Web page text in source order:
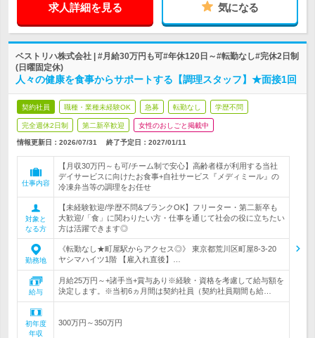
求人詳細を見る 気になる
ベストリハ株式会社 | #月給30万円も可#年休120日～#転勤なし#完休2日制
(日曜固定休)
人々の健康を食事からサポートする【調理スタッフ】★面接1回
契約社員 職種・業種未経験OK 急募 転勤なし 学歴不問
完全週休2日制 第二新卒歓迎 女性のおしごと掲載中
情報更新日：2026/07/31 終了予定日： 2027/01/11
仕事内容
【月収30万円～も可/チーム制で安心】高齢者様が利用する当社
デイサービスに向けたお食事+自社サービス『メディミール』の
冷凍弁当等の調理をお任せ
対象と
なる方
【未経験歓迎/学歴不問&ブランクOK】フリーター・第二新卒も
大歓迎/「食」に関わりたい方・仕事を通じて社会の役に立ちたい
方は活躍できます◎
勤務地
《転勤なし★町屋駅からアクセス◎》 東京都荒川区町屋8-3-20
ヤシマハイツ1階 【雇入れ直後】…
給与
月給25万円～+諸手当+賞与あり※経験・資格を考慮して給与額を
決定します。※当初6ヵ月間は契約社員（契約社員期間も給…
初年度
年収
300万円～350万円